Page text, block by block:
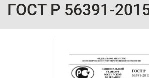
ГОСТ Р 56391-